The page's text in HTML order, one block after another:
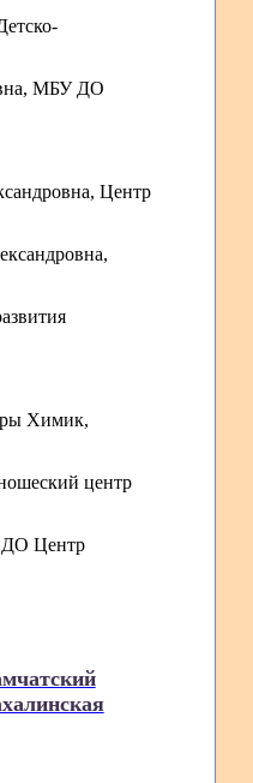
, МБУ ДО
, Центр
,
Химик,
центр
Центр